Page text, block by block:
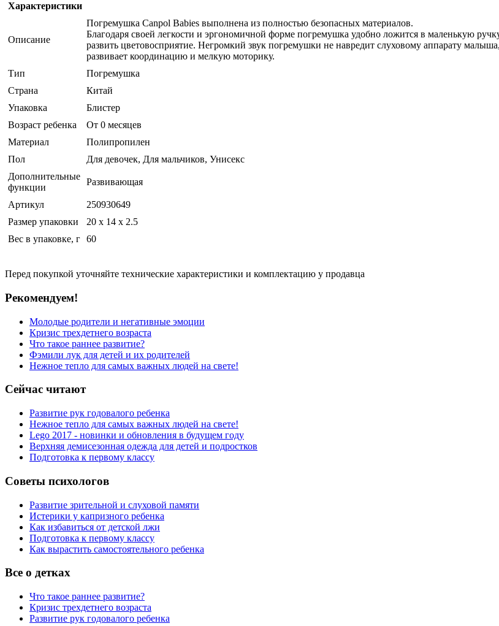
Характеристики
Описание
Погремушка Canpol Babies выполнена из полностью безопасных материалов.
Благодаря своей легкости и эргономичной форме погремушка удобно ложится в маленькую
развить цветовосприятие. Негромкий звук погремушки не навредит слуховому аппарату
развивает координацию и мелкую моторику.
Тип
Погремушка
Страна
Китай
Упаковка
Блистер
Возраст ребенка
От 0 месяцев
Материал
Полипропилен
Пол
Для девочек, Для мальчиков, Унисекс
Дополнительные
функции
Развивающая
Артикул
250930649
Размер упаковки
20 x 14 x 2.5
Вес в упаковке, г 60
Перед покупкой уточняйте технические характеристики и комплектацию у продавца
Рекомендуем!
Молодые родители и негативные эмоции
Кризис трехдетнего возраста
Что такое раннее развитие?
Фэмили лук для детей и их родителей
Нежное тепло для самых важных людей на свете!
Сейчас читают
Развитие рук годовалого ребенка
Нежное тепло для самых важных людей на свете!
Lego 2017 - новинки и обновления в будущем году
Верхняя демисезонная одежда для детей и подростков
Подготовка к первому классу
Советы психологов
Развитие зрительной и слуховой памяти
Истерики у капризного ребенка
Как избавиться от детской лжи
Подготовка к первому классу
Как вырастить самостоятельного ребенка
Все о детках
Что такое раннее развитие?
Кризис трехдетнего возраста
Развитие рук годовалого ребенка